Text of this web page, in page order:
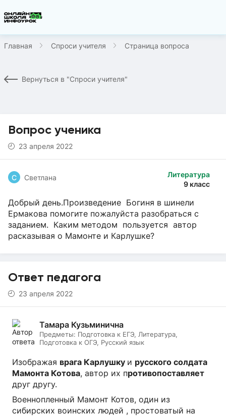
Главная Спроси учителя Страница вопроса
Вернуться в "Спроси учителя"
Вопрос ученика
23 апреля 2022
Литература
9 класс
С Светлана
Добрый день.Произведение Богиня в шинели
Ермакова помогите пожалуйста разобраться с
заданием. Каким методом пользуется автор
расказывая о Мамонте и Карлушке?
Ответ педагога
23 апреля 2022
Тамара Кузьминична
Предметы: Подготовка к ЕГЭ, Литература,
Подготовка к ОГЭ, Русский язык
Изображая врага Карлушку и русского солдата
Мамонта Котова, автор их противопоставляет
друг другу.
Военнопленный Мамонт Котов, один из
сибирских воинских людей , простоватый на